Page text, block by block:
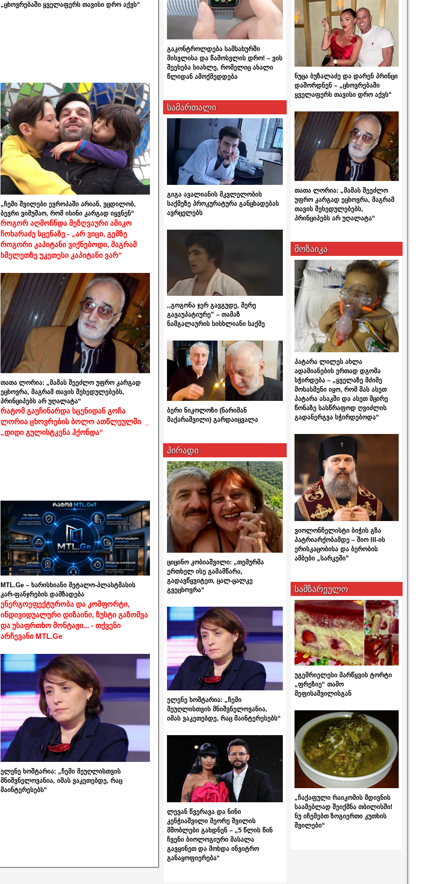
„ცხოვრებაში ყველაფერს თავისი დრო აქვს“
„ჩემი შვილები ევროპაში არიან, ვცდილობ,
ბევრი ვიმუშაო, რომ ისინი კარგად იყვნენ“
როგორ აღმოჩნდა მეზღვაური ამიკო
ჩოხარაძე სცენაზე - „არ ვიცი, გემზე
როგორი კაპიტანი ვიქნებოდი, მაგრამ
ხმელეთზე უკეთესი კაპიტანი ვარ“
თათა ლორია: „მამას შეეძლო უფრო კარგად
ეცხოვრა, მაგრამ თავის შეხედულებებს,
პრინციპებს არ უღალატა“
რატომ გაუჩინარდა სცენიდან გოჩა
ლორია ცხოვრების ბოლო ათწლეულში _
„დიდი გულისტკენა ჰქონდა“
MTL.Ge – ხარისხიანი მეტალო-პლასტმასის
კარ-ფანჯრების დამზადება
ენერგოეფექტურობა და კომფორტი,
ინდივიდუალური დიზაინი, ზუსტი გაზომვა
და უსაფრთხო მონტაჟი... - თქვენი
არჩევანი MTL.Ge
ელენე ხოშტარია: „ჩემი მეუღლისთვის
მნიშვნელოვანია, იმას ვაკეთებდე, რაც
მაინტერესებს“
გაკონტროლდება სამსახურში
მისვლისა და წამოსვლის დრო! – ვის
შეეხება სიახლე, რომელიც ახალი
წლიდან ამოქმედდება
სამართალი
გიგა ავალიანის მკვლელობის
საქმეზე პროკურატურა განცხადებას
ავრცელებს
,,გოგონა ჯერ გავგუდე, მერე
გავაუპატიურე” – თამაზ
ნამგალაურის სისხლიანი საქმე
ბერი ნიკოლოზი (ნარიმან
მაქარაშვილი) გარდაიცვალა
პირადი
ციცინო კობიაშვილი: „თემურმა
ერთხელ ისე გამამწარა,
გადავწყვიტეთ, ცალ-ცალკე
გვეცხოვრა“
ელენე ხოშტარია: „ჩემი
მეუღლისთვის მნიშვნელოვანია,
იმას ვაკეთებდე, რაც მაინტერესებს“
ლევან წვერავა და ნინი
კენჭიაშვილი მეორე შვილის
მშობლები გახდნენ – „5 წლის წინ
ჩვენი ბიოლოგიური მასალა
გავყინეთ და მოხდა ინვიტრო
განაყოფიერება“
ნუცა ბუზალაძე და დარენ პრინცი
დაშორდნენ – „ცხოვრებაში
ყველაფერს თავისი დრო აქვს“
თათა ლორია: „მამას შეეძლო
უფრო კარგად ეცხოვრა, მაგრამ
თავის შეხედულებებს,
პრინციპებს არ უღალატა“
მოზაიკა
პატარა ლილეს ახლა
ადამიანების ერთად დგომა
სჭირდება – „ყველაზე მძიმე
მოსასმენი იყო, რომ მას ასეთ
პატარა ასაკში და ასეთ მცირე
წონაზე სასწრაფოდ ღვიძლის
გადანერგვა სჭირდებოდა“
ვიოლონჩელისტი ბიჭის გზა
პატრიარქობამდე – შიო III-ის
ერისკაცობისა და ბერობის
ამბები „სარკეში”
სამზარეულო
უგემრიელესი მარწყვის ტორტი
„ფრეზიე“ თამო
მეფისაშვილისგან
„ჩაქაფული რაიკომის მდივნის
საამებლად შეიქმნა თბილისში!
ნუ იჩემებთ ზოგიერთი კუთხის
შვილები“